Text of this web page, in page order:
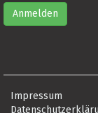
Impressum